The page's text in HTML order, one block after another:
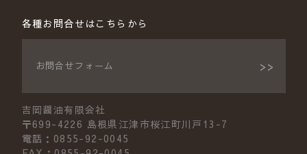
各種お問合せはこちらから
お問合せフォーム
吉岡醤油有限会社
〒699-4226 島根県江津市桜江町川戸13-7
電話：0855-92-0045